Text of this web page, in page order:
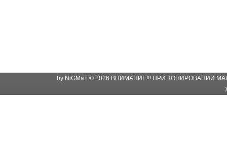
by NiGMaT © 2026 ВНИМАНИЕ!!! ПРИ КОПИРОВАНИИ